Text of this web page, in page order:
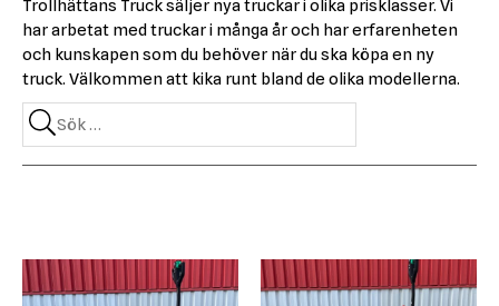
Trollhättans Truck säljer nya truckar i olika prisklasser. Vi
har arbetat med truckar i många år och har erfarenheten
och kunskapen som du behöver när du ska köpa en ny
truck. Välkommen att kika runt bland de olika modellerna.